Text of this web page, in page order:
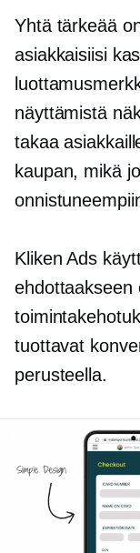
Yhtä tärkeää
asiakkaisiisi
näyttämistä
takaa
kaupan, mikä
Kliken Ads
ehdottaakseen
tuottavat
perusteella.